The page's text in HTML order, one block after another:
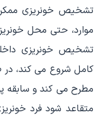
تشخیص خونریزی
موارد، حتی محل
تشخیص خونریزی
کامل شروع می کند، در
مطرح می کند و سابقه
متقاعد شود فرد